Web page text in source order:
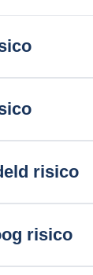
risico
risico